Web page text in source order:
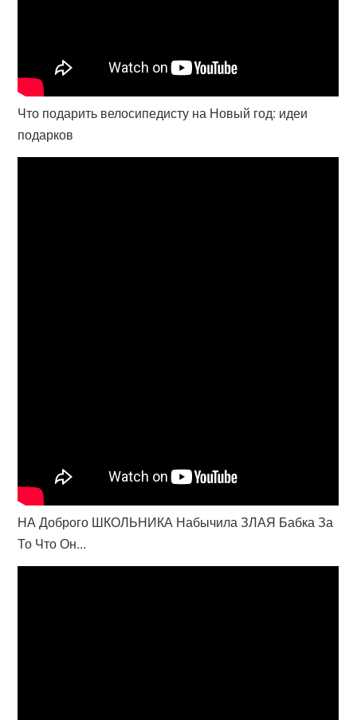
Что подарить велосипедисту на Новый год: идеи
подарков
НА Доброго ШКОЛЬНИКА Набычила ЗЛАЯ Бабка За
То Что Он...